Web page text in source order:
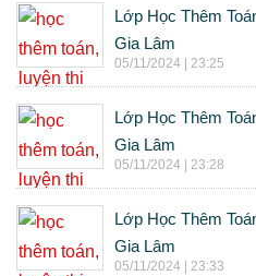
Lớp Học Thêm
Gia Lâm
05/11/2024 | 23:25
Lớp Học Thêm
Gia Lâm
05/11/2024 | 23:28
Lớp Học Thêm
Gia Lâm
05/11/2024 | 23:33